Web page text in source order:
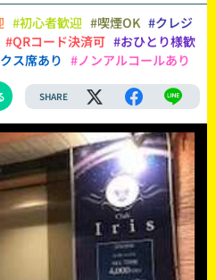
#初心者歓迎 #喫煙OK #クレジ
#QRコード決済可 #おひとり様歓
ス席あり #ノンアルコールあり
SHARE